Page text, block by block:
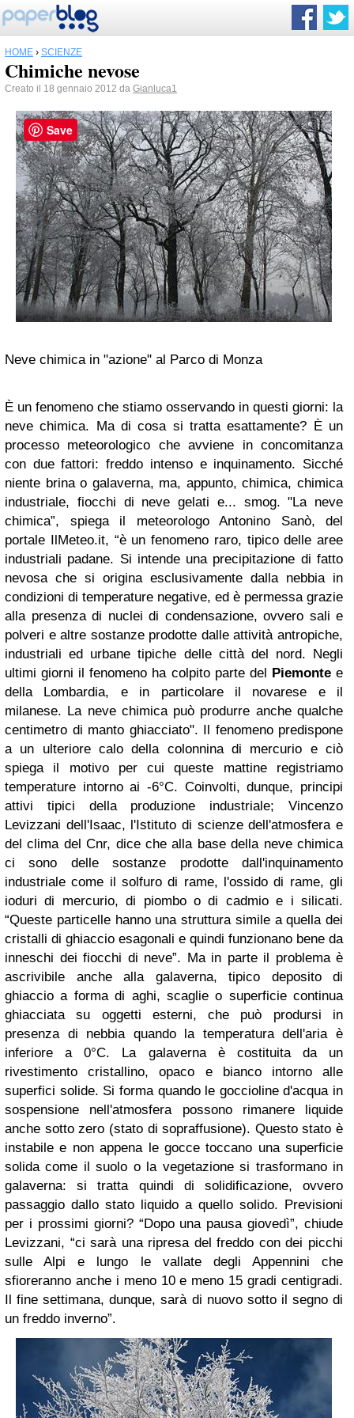
HOME › SCIENZE
Chimiche nevose
Creato il 18 gennaio 2012 da Gianluca1
Neve chimica in "azione" al Parco di Monza
È un fenomeno che stiamo osservando in questi giorni: la
neve chimica. Ma di cosa si tratta esattamente? È un
processo meteorologico che avviene in concomitanza
con due fattori: freddo intenso e inquinamento. Sicché
niente brina o galaverna, ma, appunto, chimica, chimica
industriale, fiocchi di neve gelati e... smog. "La neve
chimica”, spiega il meteorologo Antonino Sanò, del
portale IlMeteo.it, “è un fenomeno raro, tipico delle aree
industriali padane. Si intende una precipitazione di fatto
nevosa che si origina esclusivamente dalla nebbia in
condizioni di temperature negative, ed è permessa grazie
alla presenza di nuclei di condensazione, ovvero sali e
polveri e altre sostanze prodotte dalle attività antropiche,
industriali ed urbane tipiche delle città del nord. Negli
ultimi giorni il fenomeno ha colpito parte del Piemontee
della Lombardia, e in particolare il novarese e il
milanese. La neve chimica può produrre anche qualche
centimetro di manto ghiacciato". Il fenomeno predispone
a un ulteriore calo della colonnina di mercurio e ciò
spiega il motivo per cui queste mattine registriamo
temperature intorno ai -6°C. Coinvolti, dunque, principi
attivi tipici della produzione industriale; Vincenzo
Levizzani dell'Isaac, l'Istituto di scienze dell'atmosfera e
del clima del Cnr, dice che alla base della neve chimica
ci sono delle sostanze prodotte dall'inquinamento
industriale come il solfuro di rame, l'ossido di rame, gli
ioduri di mercurio, di piombo o di cadmio e i silicati.
“Queste particelle hanno una struttura simile a quella dei
cristalli di ghiaccio esagonali e quindi funzionano bene da
inneschi dei fiocchi di neve”. Ma in parte il problema è
ascrivibile anche alla galaverna, tipico deposito di
ghiaccio a forma di aghi, scaglie o superficie continua
ghiacciata su oggetti esterni, che può prodursi in
presenza di nebbia quando la temperatura dell'aria è
inferiore a 0°C. La galaverna è costituita da un
rivestimento cristallino, opaco e bianco intorno alle
superfici solide. Si forma quando le goccioline d'acqua in
sospensione nell'atmosfera possono rimanere liquide
anche sotto zero (stato di sopraffusione). Questo stato è
instabile e non appena le gocce toccano una superficie
solida come il suolo o la vegetazione si trasformano in
galaverna: si tratta quindi di solidificazione, ovvero
passaggio dallo stato liquido a quello solido. Previsioni
per i prossimi giorni? “Dopo una pausa giovedì”, chiude
Levizzani, “ci sarà una ripresa del freddo con dei picchi
sulle Alpi e lungo le vallate degli Appennini che
sfioreranno anche i meno 10 e meno 15 gradi centigradi.
Il fine settimana, dunque, sarà di nuovo sotto il segno di
un freddo inverno”.
Save